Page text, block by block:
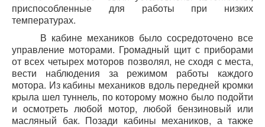
приспособленные для работы при низких
температурах.
В кабине механиков было сосредоточено все
управление моторами. Громадный щит с приборами
от всех четырех моторов позволял, не сходя с места,
вести наблюдения за режимом работы каждого
мотора. Из кабины механиков вдоль передней кромки
крыла шел туннель, по которому можно было подойти
и осмотреть любой мотор, любой бензиновый или
масляный бак. Позади кабины механиков, а также